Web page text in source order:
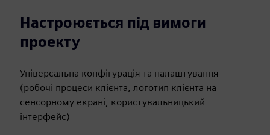
Настроюється під вимоги
проекту
Універсальна конфігурація та налаштування
(робочі процеси клієнта, логотип клієнта на
сенсорному екрані, користувальницький
інтерфейс)